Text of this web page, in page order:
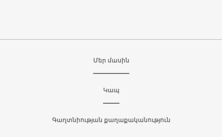
Մեր մասին
Կապ
Գաղտնիության քաղաքականություն